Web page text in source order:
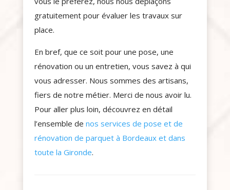
gratuitement pour évaluer les travaux sur
place.
En bref, que ce soit pour une pose, une
rénovation ou un entretien, vous savez à qui
vous adresser. Nous sommes des artisans,
fiers de notre métier. Merci de nous avoir lu.
Pour aller plus loin, découvrez en détail
l’ensemble denos services de pose et de
rénovation de parquet à Bordeaux et dans
toute la Gironde.